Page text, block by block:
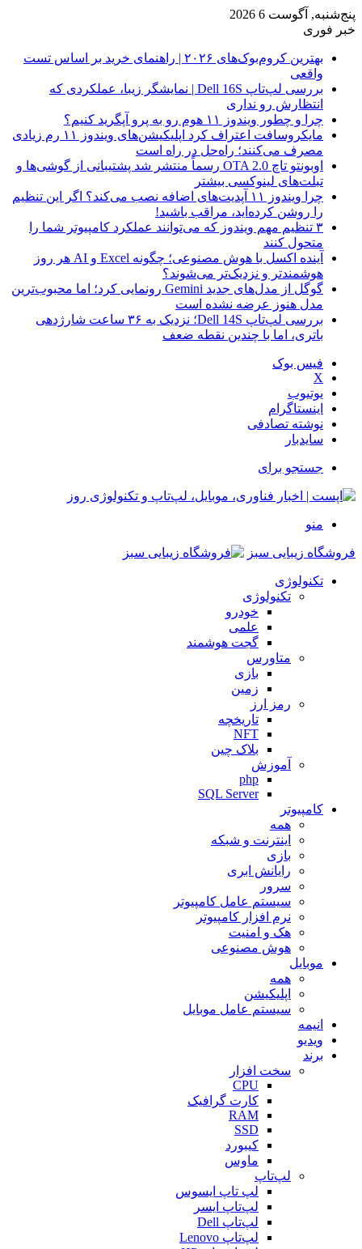
پنج‌شنبه, آگوست 6 2026
خبر فوری
بهترین کروم‌بوک‌های ۲۰۲۶ | راهنمای خرید بر اساس تست
واقعی
بررسی لپ‌تاپ Dell 16S | نمایشگر زیبا، عملکردی که
انتظارش رو نداری
چرا و چطور ویندوز ۱۱ هوم رو به پرو آپگرید کنیم؟
مایکروسافت اعتراف کرد اپلیکیشن‌های ویندوز ۱۱ رم زیادی
مصرف می‌کنند؛ راه‌حل در راه است
اوبونتو تاچ OTA 2.0 رسماً منتشر شد پشتیبانی از گوشی‌ها و
تبلت‌های لینوکسی بیشتر
چرا ویندوز ۱۱ آپدیت‌های اضافه نصب می‌کند؟ اگر این تنظیم
را روشن کرده‌اید، مراقب باشید!
۳ تنظیم مهم ویندوز که می‌توانند عملکرد کامپیوتر شما را
متحول کنند
آینده اکسل با هوش مصنوعی؛ چگونه Excel و AI هر روز
هوشمندتر و نزدیک‌تر می‌شوند؟
گوگل از مدل‌های جدید Gemini رونمایی کرد؛ اما محبوب‌ترین
مدل هنوز عرضه نشده است
بررسی لپ‌تاپ Dell 14S؛ نزدیک به ۳۶ ساعت شارژدهی
باتری، اما با چندین نقطه ضعف
فیس بوک
X
یوتیوب
اینستاگرام
نوشته تصادفی
سایدبار
جستجو برای
منو
فروشگاه زیبایی سبز
تکنولوژی
تکنولوژی
خودرو
علمی
گجت هوشمند
متاورس
بازی
زمین
رمز ارز
تاریخچه
NFT
بلاک چین
آموزش
php
SQL Server
کامپیوتر
همه
اینترنت و شبکه
بازی
رایانش ابری
سرور
سیستم عامل کامپیوتر
نرم افزار کامپیوتر
هک و امنیت
هوش مصنوعی
موبایل
همه
اپلیکیشن
سیستم عامل موبایل
انیمه
ویدیو
برند
سخت افزار
CPU
کارت گرافیک
RAM
SSD
کیبورد
ماوس
لپ‌تاپ
لپ تاپ ایسوس
لپ‌تاپ ایسر
لپ‌تاپ Dell
لپ‌تاپ Lenovo